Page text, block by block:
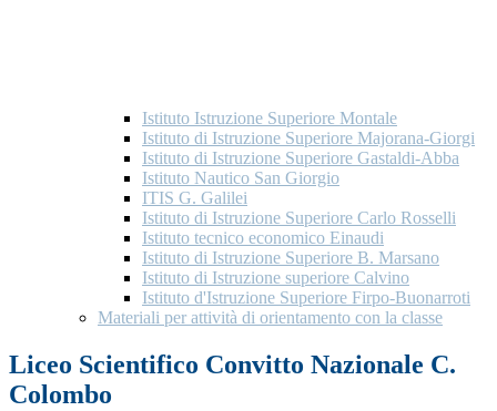
Istituto Istruzione Superiore Montale
Istituto di Istruzione Superiore Majorana-Giorgi
Istituto di Istruzione Superiore Gastaldi-Abba
Istituto Nautico San Giorgio
ITIS G. Galilei
Istituto di Istruzione Superiore Carlo Rosselli
Istituto tecnico economico Einaudi
Istituto di Istruzione Superiore B. Marsano
Istituto di Istruzione superiore Calvino
Istituto d'Istruzione Superiore Firpo-Buonarroti
Materiali per attività di orientamento con la classe
Liceo Scientifico Convitto Nazionale C.
Colombo